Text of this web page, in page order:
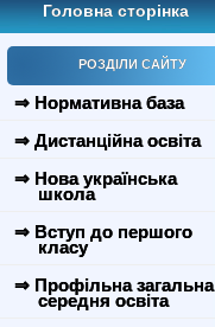
Головна сторінка
РОЗДІЛИ САЙТУ
⇒ Нормативна база
⇒ Дистанційна освіта
⇒ Нова українська
школа
⇒ Вступ до першого
класу
⇒ Профільна загальна
середня освіта